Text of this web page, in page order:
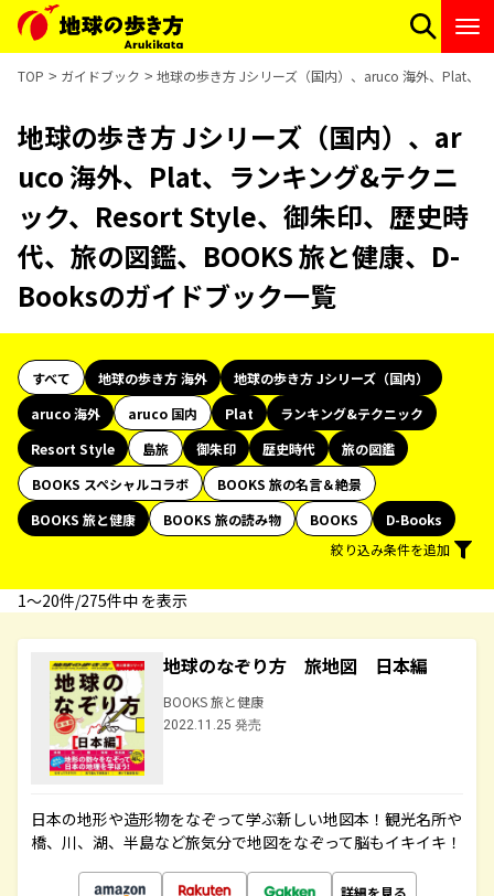
TOP ガイドブック 地球の歩き方 Jシリーズ（国内）、aruco 海外、Plat、
地球の歩き方 Jシリーズ（国内）、ar
uco 海外、Plat、ランキング&テクニ
ック、Resort Style、御朱印、歴史時
代、旅の図鑑、BOOKS 旅と健康、D-
Booksのガイドブック一覧
すべて 地球の歩き方 海外
地球の歩き方 Jシリーズ（国内）
aruco 海外
aruco 国内 Plat
ランキング&テクニック
Resort Style
島旅 御朱印 歴史時代
旅の図鑑
BOOKS スペシャルコラボ
BOOKS 旅の名言＆絶景
BOOKS 旅と健康
BOOKS 旅の読み物 BOOKS
D-Books
絞り込み条件を追加
1〜20件/275件中 を表示
地球のなぞり方 旅地図 日本編
BOOKS 旅と健康
2022.11.25 発売
日本の地形や造形物をなぞって学ぶ新しい地図本！観光名所や
橋、川、湖、半島など旅気分で地図をなぞって脳もイキイキ！
詳細を見る